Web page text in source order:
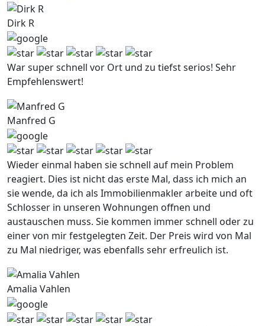
Dirk R
War super schnell vor Ort und zu tiefst serios! Sehr
Empfehlenswert!
Manfred G
Wieder einmal haben sie schnell auf mein Problem
reagiert. Dies ist nicht das erste Mal, dass ich mich an
sie wende, da ich als Immobilienmakler arbeite und oft
Schlosser in unseren Wohnungen offnen und
austauschen muss. Sie kommen immer schnell oder zu
einer von mir festgelegten Zeit. Der Preis wird von Mal
zu Mal niedriger, was ebenfalls sehr erfreulich ist.
Amalia Vahlen